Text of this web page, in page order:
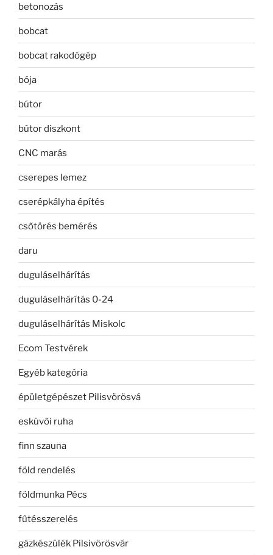
betonozás
bobcat
bobcat rakodógép
bója
bútor
bútor diszkont
CNC marás
cserepes lemez
cserépkályha építés
csőtörés bemérés
daru
duguláselhárítás
duguláselhárítás 0-24
duguláselhárítás Miskolc
Ecom Testvérek
Egyéb kategória
épületgépészet Pilisvörösvá
esküvői ruha
finn szauna
föld rendelés
földmunka Pécs
fűtésszerelés
gázkészülék Pilsivörösvár